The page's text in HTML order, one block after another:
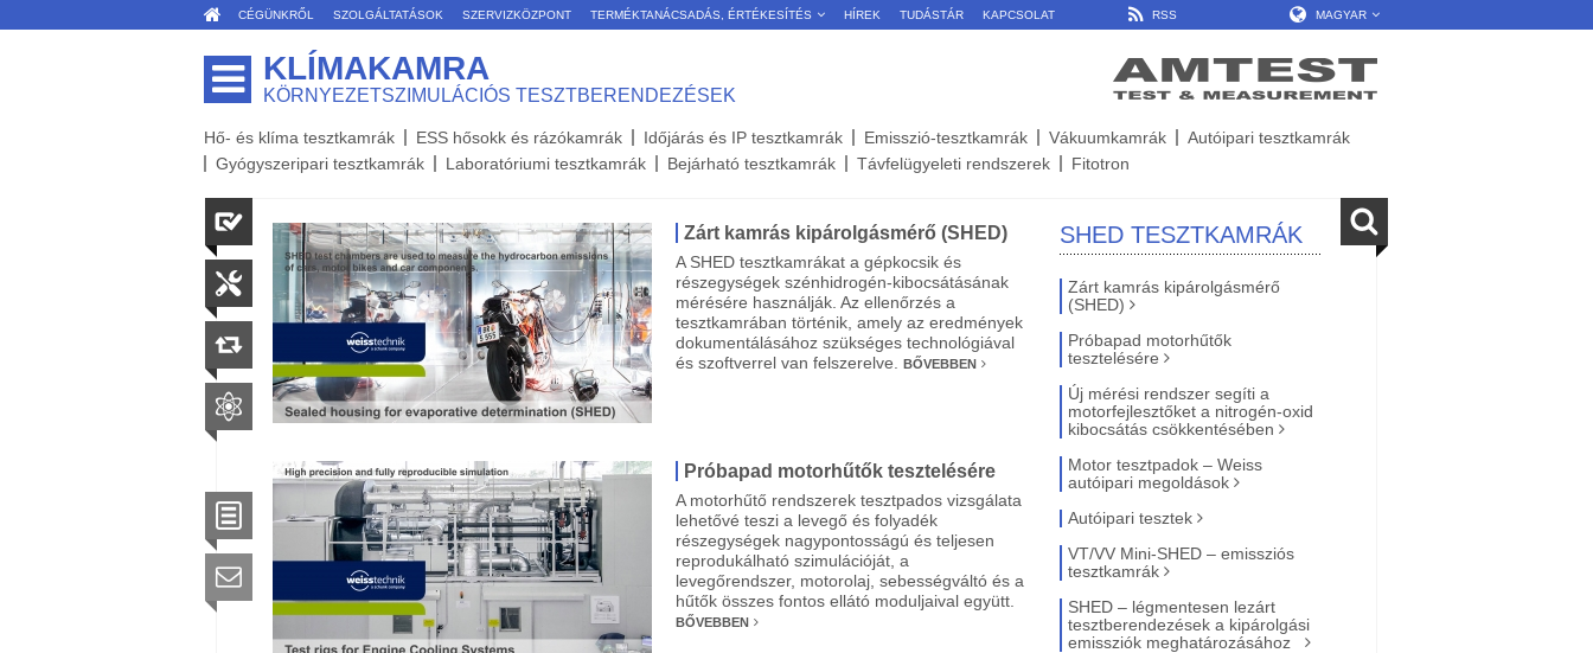
CÉGÜNKRŐL SZOLGÁLTATÁSOK SZERVIZKÖZPONT TERMÉKTANÁCSADÁS, ÉRTÉKESÍTÉS HÍREK TUDÁSTÁR KAPCSOLAT RSS MAGYAR
KLÍMAKAMRA
KÖRNYEZETSZIMULÁCIÓS TESZTBERENDEZÉSEK
Hő- és klíma tesztkamrák ESS hősokk és rázókamrák Időjárás és IP tesztkamrák Emisszió-tesztkamrák Vákuumkamrák
Autóipari tesztkamrák
Gyógyszeripari tesztkamrák
Laboratóriumi tesztkamrák Bejárható tesztkamrák Távfelügyeleti rendszerek Fitotron
Zárt kamrás kipárolgásmérő (SHED)
A SHED tesztkamrákat a gépkocsik és
részegységek szénhidrogén-kibocsátásának
mérésére használják. Az ellenőrzés a
tesztkamrában történik, amely az eredmények
dokumentálásához szükséges technológiával
és szoftverrel van felszerelve.
BŐVEBBEN
Próbapad motorhűtők tesztelésére
A motorhűtő rendszerek tesztpados vizsgálata
lehetővé teszi a levegő és folyadék
részegységek nagypontosságú és teljesen
reprodukálható szimulációját, a
levegőrendszer, motorolaj, sebességváltó és a
hűtők összes fontos ellátó moduljaival együtt.
BŐVEBBEN
SHED TESZTKAMRÁK
Zárt kamrás kipárolgásmérő
(SHED)
Próbapad motorhűtők
tesztelésére
Új mérési rendszer segíti a
motorfejlesztőket a nitrogén-oxid
kibocsátás csökkentésében
Motor tesztpadok – Weiss
autóipari megoldások
Autóipari tesztek
VT/VV Mini-SHED – emissziós
tesztkamrák
SHED – légmentesen lezárt
tesztberendezések a kipárolgási
emissziók meghatározásához